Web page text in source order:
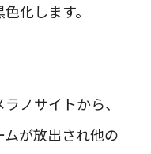
化します。
ノサイトから、
が放出され他の